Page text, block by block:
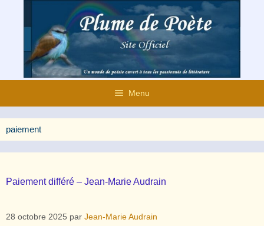
contenu
Menu
paiement
Paiement différé – Jean-Marie Audrain
28 octobre 2025 par Jean-Marie Audrain